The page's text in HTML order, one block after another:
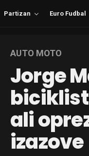
Partizan Euro Fudbal
AUTO MOTO
Jorge
ali
izazove